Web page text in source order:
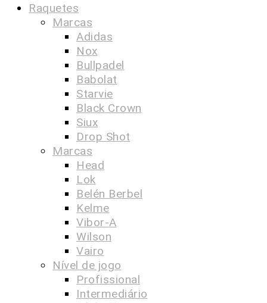
Raquetes
Marcas
Adidas
Nox
Bullpadel
Babolat
Starvie
Black Crown
Siux
Drop Shot
Marcas
Head
Lok
Belén Berbel
Kelme
Vibor-A
Wilson
Vairo
Nível de jogo
Profissional
Intermediário